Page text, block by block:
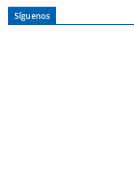
Síguenos